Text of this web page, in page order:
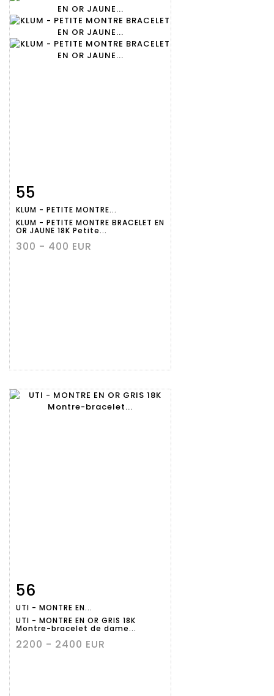
détaillée
55
KLUM - PETITE MONTRE...
KLUM - PETITE MONTRE BRACELET EN
OR JAUNE 18K Petite...
300 - 400 EUR
détaillée
56
UTI - MONTRE EN...
UTI - MONTRE EN OR GRIS 18K
Montre-bracelet de dame...
2200 - 2400 EUR